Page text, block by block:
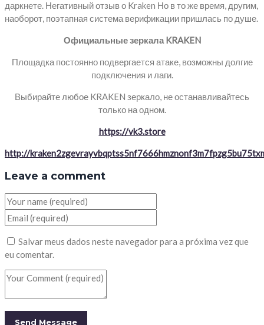
даркнете. Негативный отзыв о Kraken Но в то же время, другим,
наоборот, поэтапная система верификации пришлась по душе.
Официальные зеркала KRAKEN
Площадка постоянно подвергается атаке, возможны долгие
подключения и лаги.
Выбирайте любое KRAKEN зеркало, не останавливайтесь
только на одном.
https://vk3.store
http://
Leave a comment
Salvar meus dados neste navegador para a próxima vez que
eu comentar.